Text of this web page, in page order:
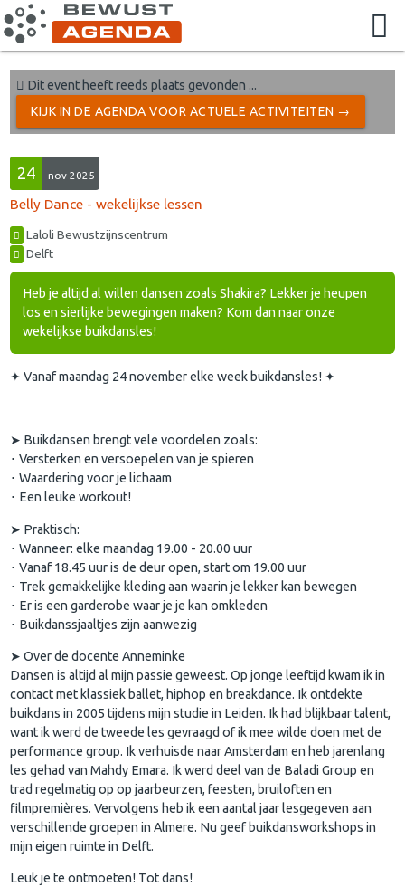
Dit event heeft reeds plaats gevonden ...
KIJK IN DE AGENDA VOOR ACTUELE ACTIVITEITEN →
24 nov 2025
Belly Dance - wekelijkse lessen
Laloli Bewustzijnscentrum
Delft
Heb je altijd al willen dansen zoals Shakira? Lekker je heupen
los en sierlijke bewegingen maken? Kom dan naar onze
wekelijkse buikdansles!
✦ Vanaf maandag 24 november elke week buikdansles! ✦
➤ Buikdansen brengt vele voordelen zoals:
･ Versterken en versoepelen van je spieren
･ Waardering voor je lichaam
･ Een leuke workout!
➤ Praktisch:
･ Wanneer: elke maandag 19.00 - 20.00 uur
･ Vanaf 18.45 uur is de deur open, start om 19.00 uur
･ Trek gemakkelijke kleding aan waarin je lekker kan bewegen
･ Er is een garderobe waar je je kan omkleden
･ Buikdanssjaaltjes zijn aanwezig
➤ Over de docente Anneminke
Dansen is altijd al mijn passie geweest. Op jonge leeftijd kwam ik in
contact met klassiek ballet, hiphop en breakdance. Ik ontdekte
buikdans in 2005 tijdens mijn studie in Leiden. Ik had blijkbaar talent,
want ik werd de tweede les gevraagd of ik mee wilde doen met de
performance group. Ik verhuisde naar Amsterdam en heb jarenlang
les gehad van Mahdy Emara. Ik werd deel van de Baladi Group en
trad regelmatig op op jaarbeurzen, feesten, bruiloften en
filmpremières. Vervolgens heb ik een aantal jaar lesgegeven aan
verschillende groepen in Almere. Nu geef buikdansworkshops in
mijn eigen ruimte in Delft.
Leuk je te ontmoeten! Tot dans!